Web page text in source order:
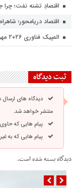
اقتصادِ تشنه‌ نفت؛
اقتصاد دریامحور؛
المپیک فناوری ۲۰۲۶ مهرماه ۱۴۰۵ در پارک فناوری پردیس برگزار می‌شود
ثبت دیدگاه
دیدگاه های
منتشر خواهد شد.
پیام هایی که
پیام هایی که به
دیدگاه بسته شده است.